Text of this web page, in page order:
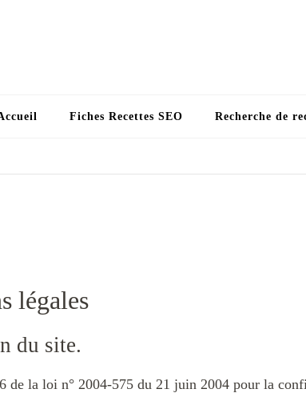
Fiches Recettes SEO Recherche de
légales
du site.
de la loi n° 2004-575 du 21 juin 2004 pour la